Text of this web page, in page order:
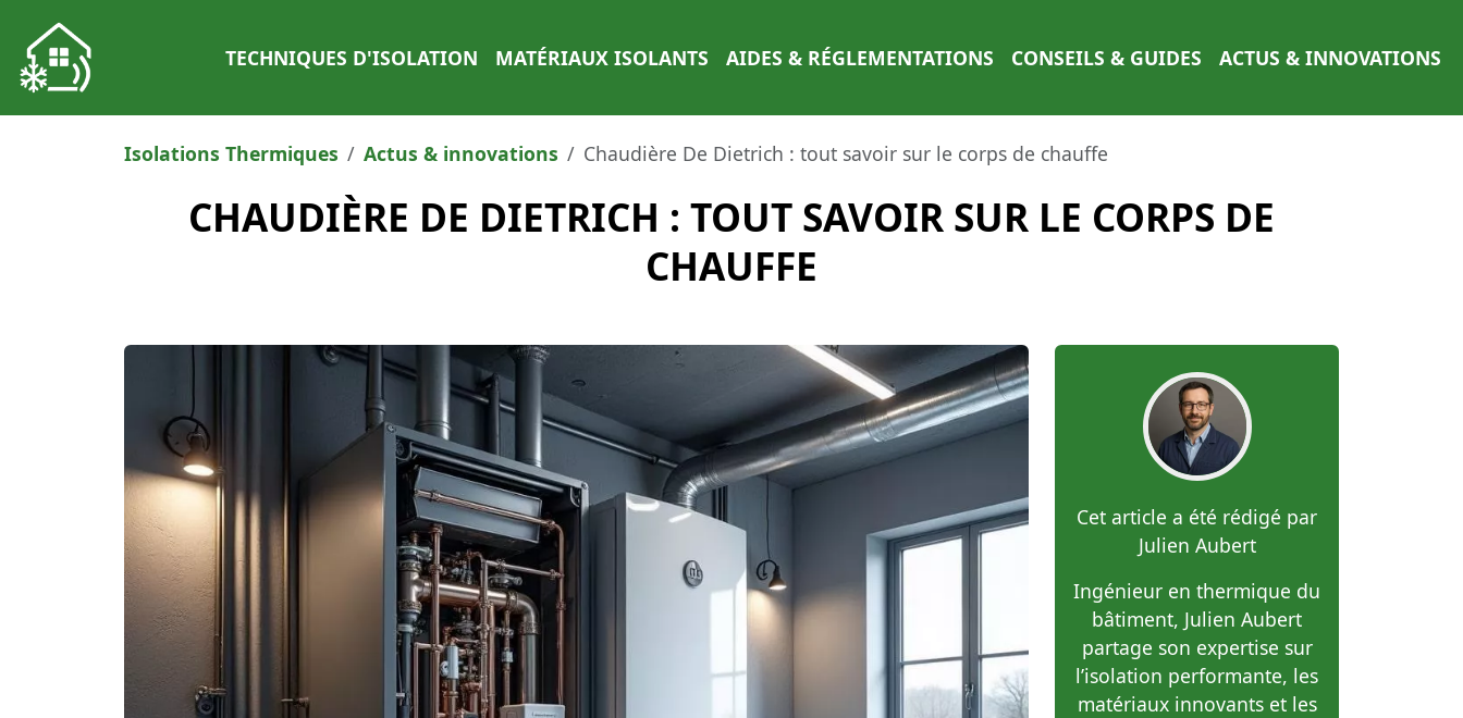
TECHNIQUES D'ISOLATION MATÉRIAUX ISOLANTS AIDES & RÉGLEMENTATIONS CONSEILS & GUIDES ACTUS & INNOVATIONS
Isolations Thermiques Actus & innovations Chaudière De Dietrich : tout savoir sur le corps de chauffe
CHAUDIÈRE DE DIETRICH : TOUT SAVOIR SUR LE CORPS DE
CHAUFFE
Cet article a été rédigé par
Julien Aubert
Ingénieur en thermique du
bâtiment, Julien Aubert
partage son expertise sur
l’isolation performante, les
matériaux innovants et les